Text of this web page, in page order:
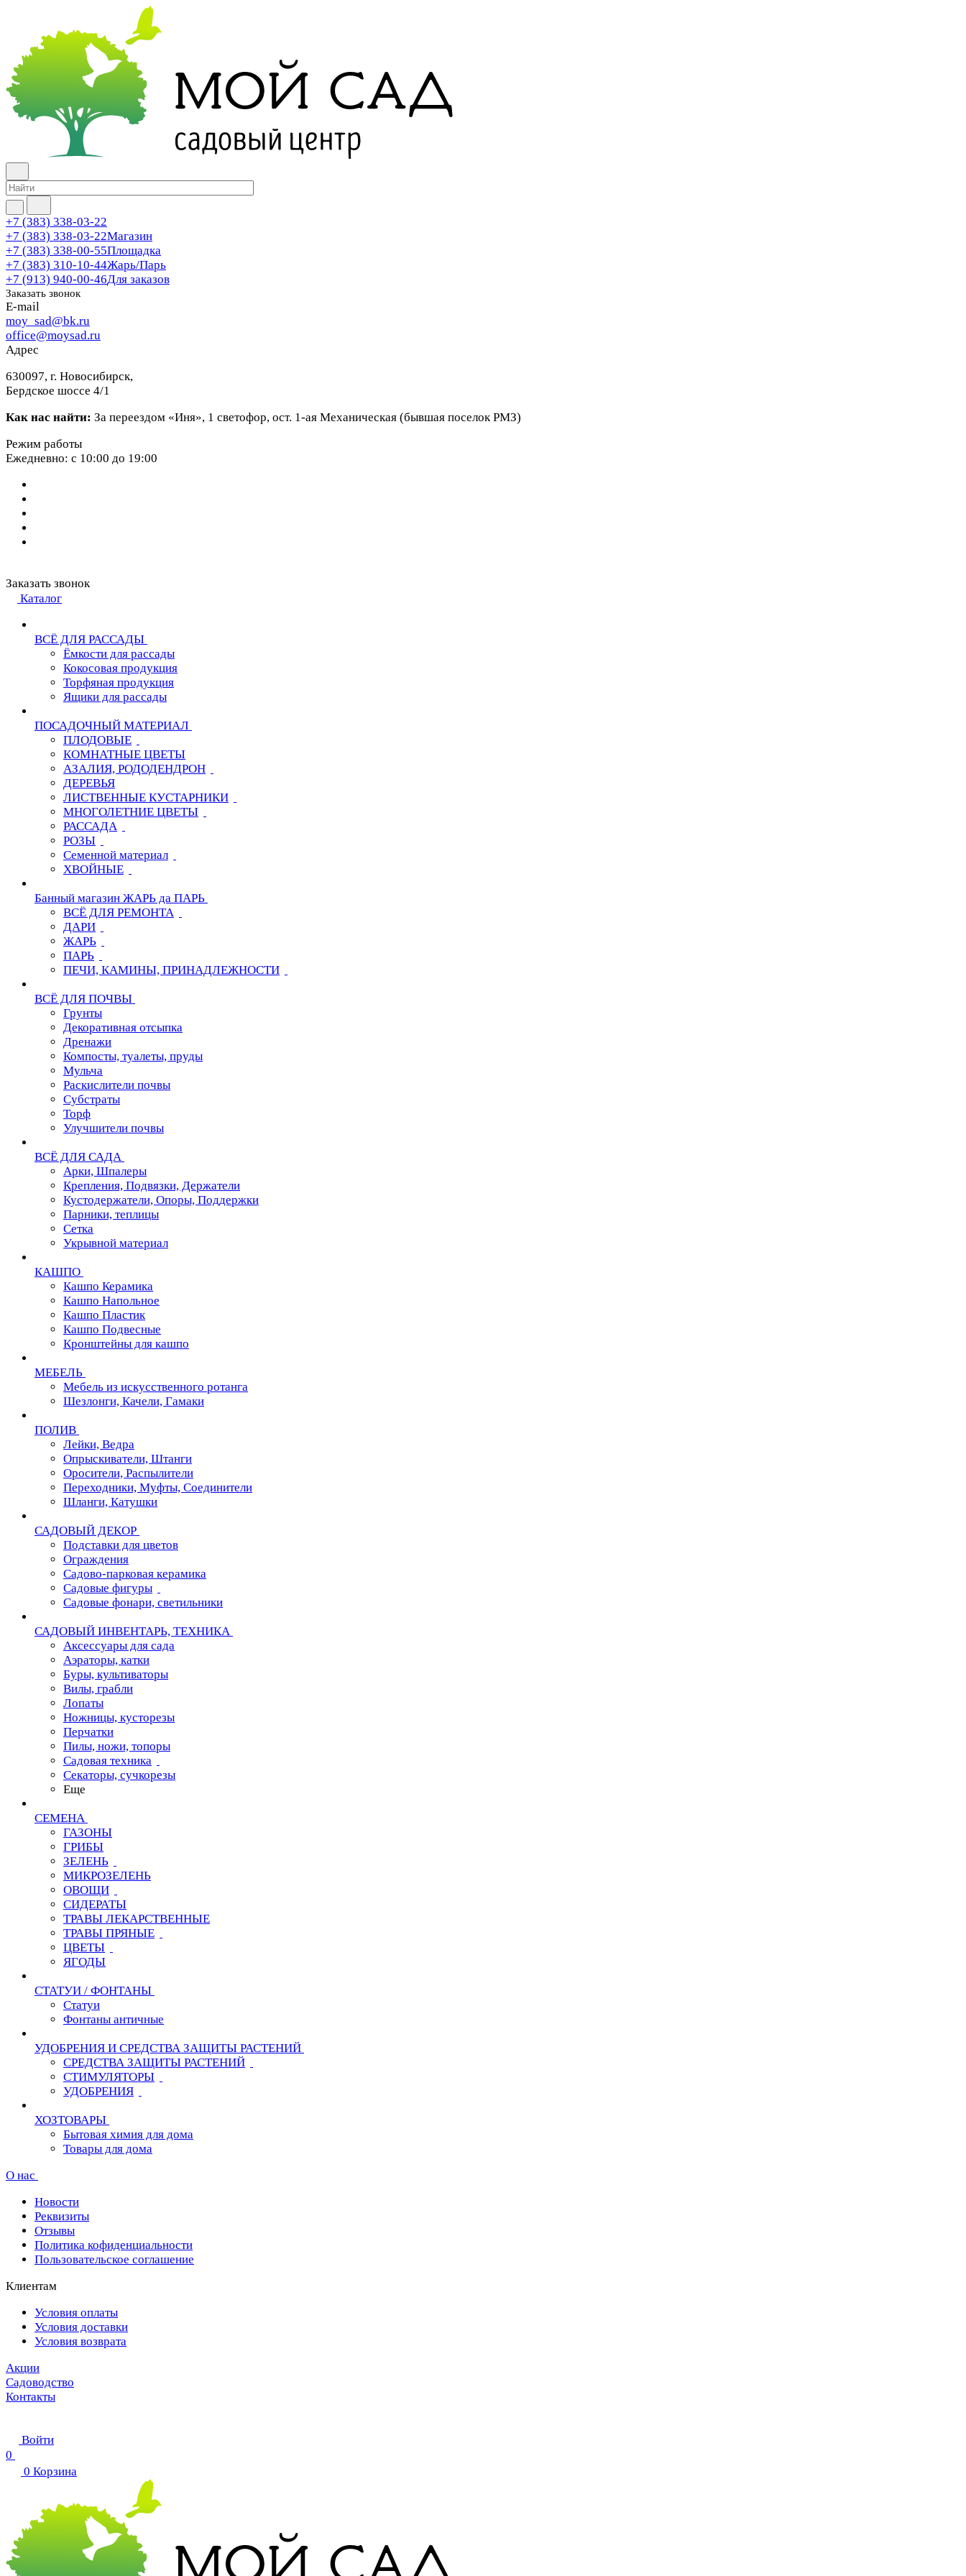
+7 (383) 338-03-22
+7 (383) 338-03-22Магазин
+7 (383) 338-00-55Площадка
+7 (383) 310-10-44Жарь/Парь
+7 (913) 940-00-46Для заказов
Заказать звонок
E-mail
moy_sad@bk.ru
office@moysad.ru
Адрес
630097, г. Новосибирск,
Бердское шоссе 4/1
Как нас найти: За переездом «Иня», 1 светофор, ост. 1-ая Механическая (бывшая поселок РМЗ)
Режим работы
Ежедневно: с 10:00 до 19:00
Заказать звонок
Каталог
ВСЁ ДЛЯ РАССАДЫ
Ёмкости для рассады
Кокосовая продукция
Торфяная продукция
Ящики для рассады
ПОСАДОЧНЫЙ МАТЕРИАЛ
ПЛОДОВЫЕ
КОМНАТНЫЕ ЦВЕТЫ
АЗАЛИЯ, РОДОДЕНДРОН
ДЕРЕВЬЯ
ЛИСТВЕННЫЕ КУСТАРНИКИ
МНОГОЛЕТНИЕ ЦВЕТЫ
РАССАДА
РОЗЫ
Семенной материал
ХВОЙНЫЕ
Банный магазин ЖАРЬ да ПАРЬ
ВСЁ ДЛЯ РЕМОНТА
ДАРИ
ЖАРЬ
ПАРЬ
ПЕЧИ, КАМИНЫ, ПРИНАДЛЕЖНОСТИ
ВСЁ ДЛЯ ПОЧВЫ
Грунты
Декоративная отсыпка
Дренажи
Компосты, туалеты, пруды
Мульча
Раскислители почвы
Субстраты
Торф
Улучшители почвы
ВСЁ ДЛЯ САДА
Арки, Шпалеры
Крепления, Подвязки, Держатели
Кустодержатели, Опоры, Поддержки
Парники, теплицы
Сетка
Укрывной материал
КАШПО
Кашпо Керамика
Кашпо Напольное
Кашпо Пластик
Кашпо Подвесные
Кронштейны для кашпо
МЕБЕЛЬ
Мебель из искусственного ротанга
Шезлонги, Качели, Гамаки
ПОЛИВ
Лейки, Ведра
Опрыскиватели, Штанги
Оросители, Распылители
Переходники, Муфты, Соединители
Шланги, Катушки
САДОВЫЙ ДЕКОР
Подставки для цветов
Ограждения
Садово-парковая керамика
Садовые фигуры
Садовые фонари, светильники
САДОВЫЙ ИНВЕНТАРЬ, ТЕХНИКА
Аксессуары для сада
Аэраторы, катки
Буры, культиваторы
Вилы, грабли
Лопаты
Ножницы, кусторезы
Перчатки
Пилы, ножи, топоры
Садовая техника
Секаторы, сучкорезы
Еще
СЕМЕНА
ГАЗОНЫ
ГРИБЫ
ЗЕЛЕНЬ
МИКРОЗЕЛЕНЬ
ОВОЩИ
СИДЕРАТЫ
ТРАВЫ ЛЕКАРСТВЕННЫЕ
ТРАВЫ ПРЯНЫЕ
ЦВЕТЫ
ЯГОДЫ
СТАТУИ / ФОНТАНЫ
Статуи
Фонтаны античные
УДОБРЕНИЯ И СРЕДСТВА ЗАЩИТЫ РАСТЕНИЙ
СРЕДСТВА ЗАЩИТЫ РАСТЕНИЙ
СТИМУЛЯТОРЫ
УДОБРЕНИЯ
ХОЗТОВАРЫ
Бытовая химия для дома
Товары для дома
О нас
Новости
Реквизиты
Отзывы
Политика кофиденциальности
Пользовательское соглашение
Клиентам
Условия оплаты
Условия доставки
Условия возврата
Акции
Садоводство
Контакты
Войти
0
0 Корзина